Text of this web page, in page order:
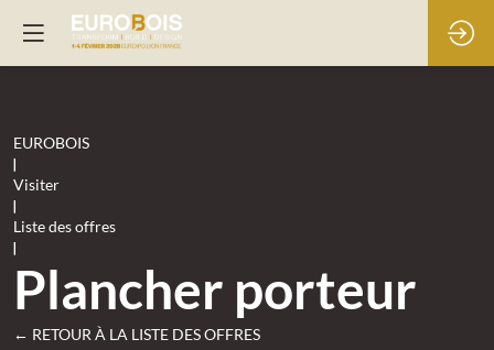
EUROBOIS
|
Visiter
|
Liste des offres
|
Plancher porteur
← RETOUR À LA LISTE DES OFFRES